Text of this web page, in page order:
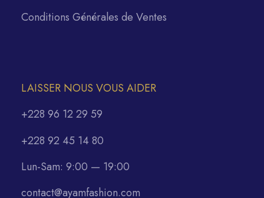
Conditions Générales de Ventes
LAISSER NOUS VOUS AIDER
+228 96 12 29 59
+228 92 45 14 80
Lun-Sam: 9:00 — 19:00
contact@ayamfashion.com